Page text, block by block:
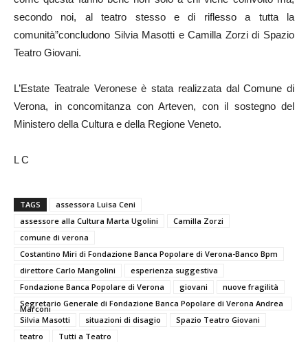
secondo noi, al teatro stesso e di riflesso a tutta la
comunità”concludono Silvia Masotti e Camilla Zorzi di Spazio
Teatro Giovani.
L’Estate Teatrale Veronese è stata realizzata dal Comune di
Verona, in concomitanza con Arteven, con il sostegno del
Ministero della Cultura e della Regione Veneto.
L C
TAGS
assessora Luisa Ceni
assessore alla Cultura Marta Ugolini
Camilla Zorzi
comune di verona
Costantino Miri di Fondazione Banca Popolare di Verona-Banco Bpm
direttore Carlo Mangolini
esperienza suggestiva
Fondazione Banca Popolare di Verona
giovani
nuove fragilità
Segretario Generale di Fondazione Banca Popolare di Verona Andrea
Marconi
Silvia Masotti
situazioni di disagio
Spazio Teatro Giovani
teatro
Tutti a Teatro